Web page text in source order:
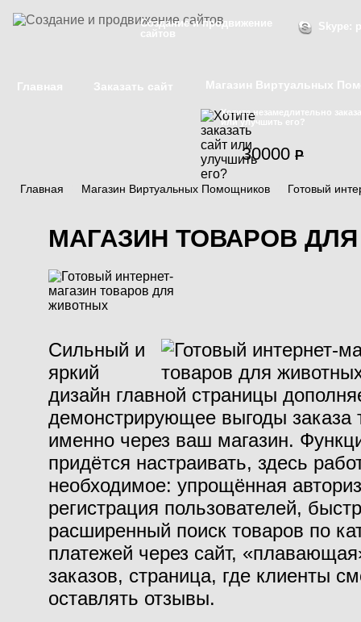
Создание и продвижение
сайтов
Skype:
Главная Заказать сайт Магазин Виртуальных
Хотите незамедлительно
или улучшить его?
Главная Магазин Виртуальных Помощников Готовый
МАГАЗИН ТОВАРОВ
30000 P
Сильный и
яркий
дизайн главной страницы
демонстрирующее выгоды заказа
именно через ваш магазин.
придётся настраивать, здесь
необходимое: упрощённая
регистрация пользователей,
расширенный поиск товаров по
платежей через сайт,
заказов, страница, где клиенты
оставлять отзывы.